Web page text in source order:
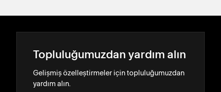
Topluluğumuzdan yardım alın
Gelişmiş özelleştirmeler için topluluğumuzdan
yardım alın.